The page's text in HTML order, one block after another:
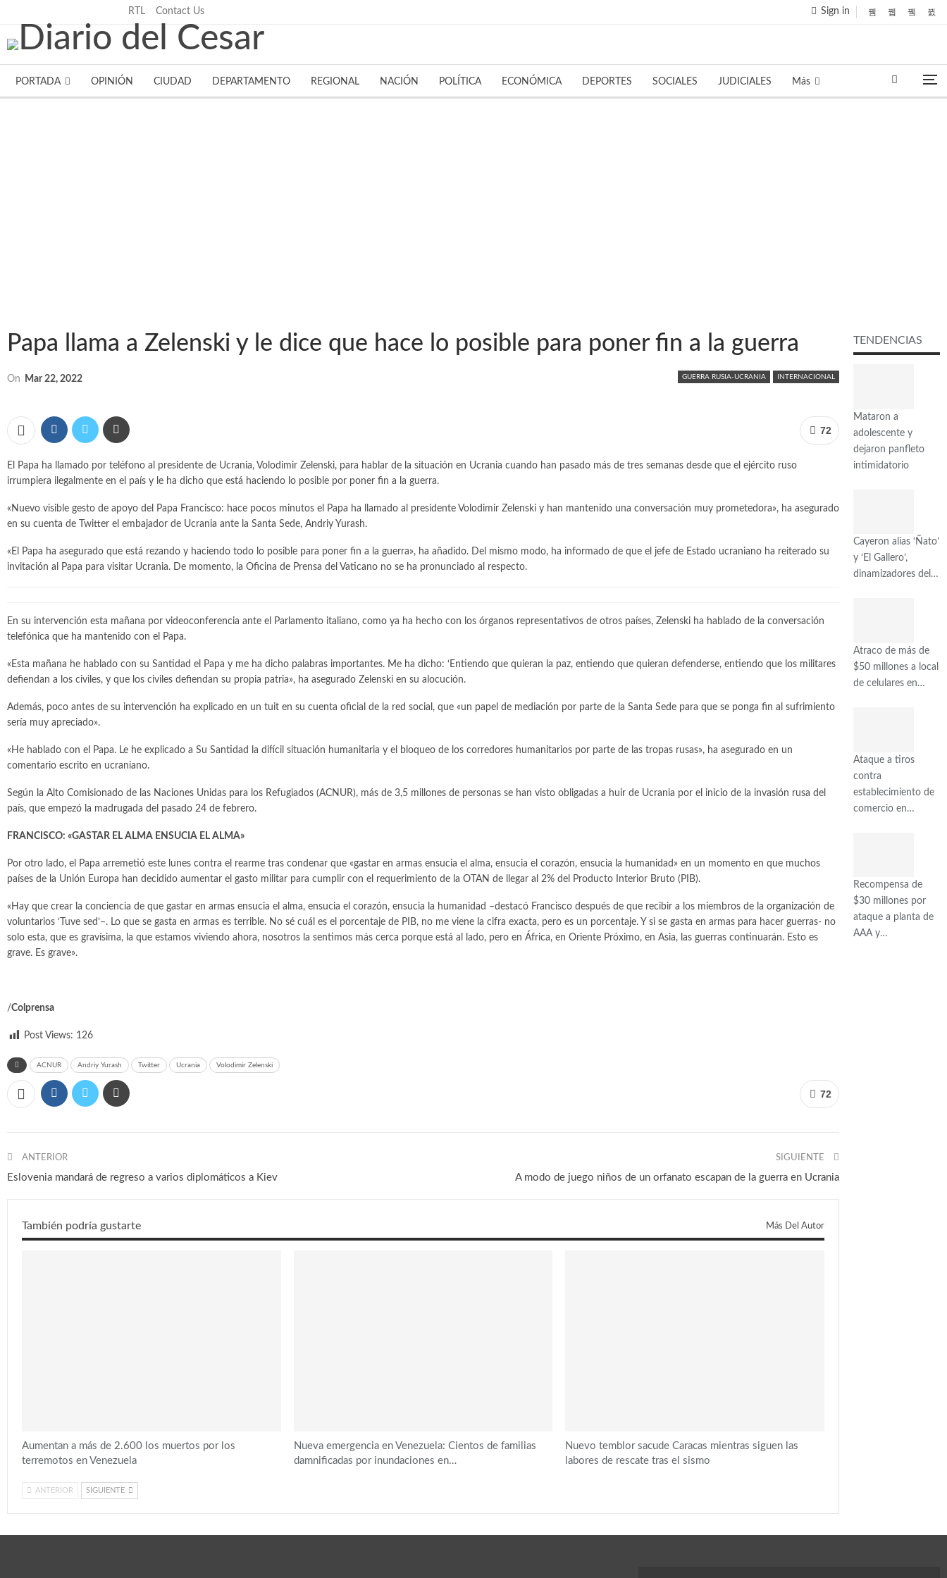
Sign in
RTL Contact Us
PORTADA OPINIÓN CIUDAD DEPARTAMENTO REGIONAL NACIÓN POLÍTICA ECONÓMICA DEPORTES SOCIALES JUDICIALES Más
Papa llama a Zelenski y le dice que hace lo posible para poner fin a la guerra
GUERRA RUSIA-UCRANIA INTERNACIONAL
On Mar 22, 2022
72
El Papa ha llamado por teléfono al presidente de Ucrania, Volodimir Zelenski, para hablar de la situación en Ucrania cuando han pasado más de tres semanas desde que el ejército ruso
irrumpiera ilegalmente en el país y le ha dicho que está haciendo lo posible por poner fin a la guerra.
«Nuevo visible gesto de apoyo del Papa Francisco: hace pocos minutos el Papa ha llamado al presidente Volodimir Zelenski y han mantenido una conversación muy prometedora», ha asegurado
en su cuenta de Twitter el embajador de Ucrania ante la Santa Sede, Andriy Yurash.
«El Papa ha asegurado que está rezando y haciendo todo lo posible para poner fin a la guerra», ha añadido. Del mismo modo, ha informado de que el jefe de Estado ucraniano ha reiterado su
invitación al Papa para visitar Ucrania. De momento, la Oficina de Prensa del Vaticano no se ha pronunciado al respecto.
En su intervención esta mañana por videoconferencia ante el Parlamento italiano, como ya ha hecho con los órganos representativos de otros países, Zelenski ha hablado de la conversación
telefónica que ha mantenido con el Papa.
«Esta mañana he hablado con su Santidad el Papa y me ha dicho palabras importantes. Me ha dicho: ‘Entiendo que quieran la paz, entiendo que quieran defenderse, entiendo que los militares
defiendan a los civiles, y que los civiles defiendan su propia patria», ha asegurado Zelenski en su alocución.
Además, poco antes de su intervención ha explicado en un tuit en su cuenta oficial de la red social, que «un papel de mediación por parte de la Santa Sede para que se ponga fin al sufrimiento
sería muy apreciado».
«He hablado con el Papa. Le he explicado a Su Santidad la difícil situación humanitaria y el bloqueo de los corredores humanitarios por parte de las tropas rusas», ha asegurado en un
comentario escrito en ucraniano.
Según la Alto Comisionado de las Naciones Unidas para los Refugiados (ACNUR), más de 3,5 millones de personas se han visto obligadas a huir de Ucrania por el inicio de la invasión rusa del
país, que empezó la madrugada del pasado 24 de febrero.
FRANCISCO: «GASTAR EL ALMA ENSUCIA EL ALMA»
Por otro lado, el Papa arremetió este lunes contra el rearme tras condenar que «gastar en armas ensucia el alma, ensucia el corazón, ensucia la humanidad» en un momento en que muchos
países de la Unión Europa han decidido aumentar el gasto militar para cumplir con el requerimiento de la OTAN de llegar al 2% del Producto Interior Bruto (PIB).
«Hay que crear la conciencia de que gastar en armas ensucia el alma, ensucia el corazón, ensucia la humanidad –destacó Francisco después de que recibir a los miembros de la organización de
voluntarios ‘Tuve sed’–. Lo que se gasta en armas es terrible. No sé cuál es el porcentaje de PIB, no me viene la cifra exacta, pero es un porcentaje. Y si se gasta en armas para hacer guerras- no
solo esta, que es gravísima, la que estamos viviendo ahora, nosotros la sentimos más cerca porque está al lado, pero en África, en Oriente Próximo, en Asia, las guerras continuarán. Esto es
grave. Es grave».
/Colprensa
Post Views: 126
ACNUR Andriy Yurash Twitter Ucrania Volodimir Zelenski
72
ANTERIOR
Eslovenia mandará de regreso a varios diplomáticos a Kiev
SIGUIENTE
A modo de juego niños de un orfanato escapan de la guerra en Ucrania
También podría gustarte Más Del Autor
Aumentan a más de 2.600 los muertos por los
terremotos en Venezuela
Nueva emergencia en Venezuela: Cientos de familias
damnificadas por inundaciones en…
Nuevo temblor sacude Caracas mientras siguen las
labores de rescate tras el sismo
ANTERIOR SIGUIENTE
TENDENCIAS
Mataron a
adolescente y
dejaron panfleto
intimidatorio
Cayeron alias ‘Ñato’
y ‘El Gallero’,
dinamizadores del…
Atraco de más de
$50 millones a local
de celulares en…
Ataque a tiros
contra
establecimiento de
comercio en…
Recompensa de
$30 millones por
ataque a planta de
AAA y…